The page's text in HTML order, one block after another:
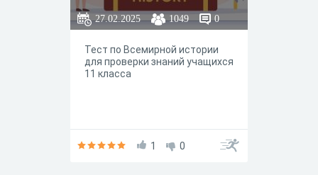
27.02.2025 1049 0
Тест по Всемирной истории
для проверки знаний учащихся
11 класса
1 0